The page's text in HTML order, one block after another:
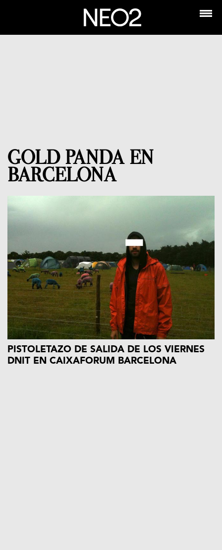
GOLD PANDA EN
BARCELONA
PISTOLETAZO DE SALIDA DE LOS VIERNES
DNIT EN CAIXAFORUM BARCELONA